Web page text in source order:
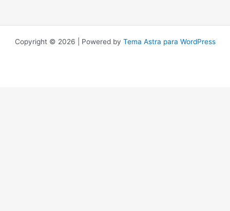
Copyright © 2026 | Powered by Tema Astra para WordPress